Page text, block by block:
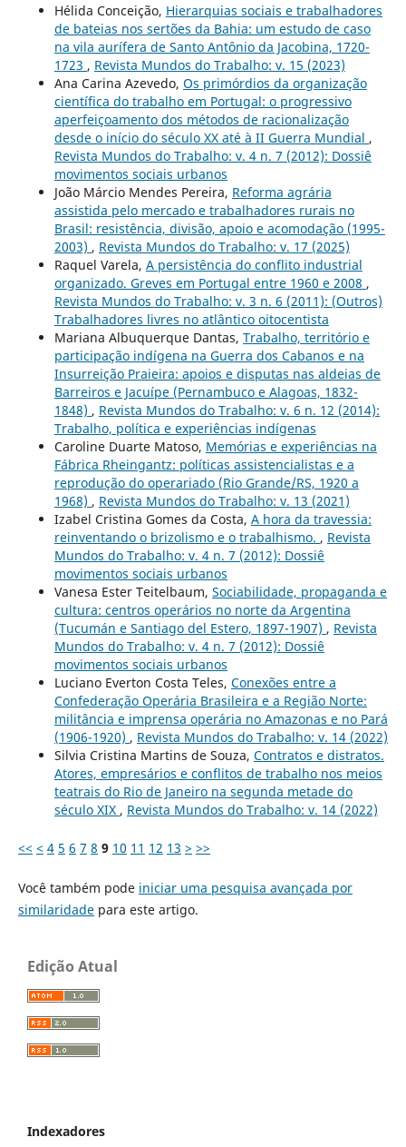
Hélida Conceição, Hierarquias sociais e trabalhadores
de bateias nos sertões da Bahia: um estudo de caso
na vila aurífera de Santo Antônio da Jacobina, 1720-
1723 , Revista Mundos do Trabalho: v. 15 (2023)
Ana Carina Azevedo, Os primórdios da organização
científica do trabalho em Portugal: o progressivo
aperfeiçoamento dos métodos de racionalização
desde o início do século XX até à II Guerra Mundial ,
Revista Mundos do Trabalho: v. 4 n. 7 (2012): Dossiê
movimentos sociais urbanos
João Márcio Mendes Pereira, Reforma agrária
assistida pelo mercado e trabalhadores rurais no
Brasil: resistência, divisão, apoio e acomodação (1995-
2003) , Revista Mundos do Trabalho: v. 17 (2025)
Raquel Varela, A persistência do conflito industrial
organizado. Greves em Portugal entre 1960 e 2008 ,
Revista Mundos do Trabalho: v. 3 n. 6 (2011): (Outros)
Trabalhadores livres no atlântico oitocentista
Mariana Albuquerque Dantas, Trabalho, território e
participação indígena na Guerra dos Cabanos e na
Insurreição Praieira: apoios e disputas nas aldeias de
Barreiros e Jacuípe (Pernambuco e Alagoas, 1832-
1848) , Revista Mundos do Trabalho: v. 6 n. 12 (2014):
Trabalho, política e experiências indígenas
Caroline Duarte Matoso, Memórias e experiências na
Fábrica Rheingantz: políticas assistencialistas e a
reprodução do operariado (Rio Grande/RS, 1920 a
1968) , Revista Mundos do Trabalho: v. 13 (2021)
Izabel Cristina Gomes da Costa, A hora da travessia:
reinventando o brizolismo e o trabalhismo. , Revista
Mundos do Trabalho: v. 4 n. 7 (2012): Dossiê
movimentos sociais urbanos
Vanesa Ester Teitelbaum, Sociabilidade, propaganda e
cultura: centros operários no norte da Argentina
(Tucumán e Santiago del Estero, 1897-1907) , Revista
Mundos do Trabalho: v. 4 n. 7 (2012): Dossiê
movimentos sociais urbanos
Luciano Everton Costa Teles, Conexões entre a
Confederação Operária Brasileira e a Região Norte:
militância e imprensa operária no Amazonas e no Pará
(1906-1920) , Revista Mundos do Trabalho: v. 14 (2022)
Silvia Cristina Martins de Souza, Contratos e distratos.
Atores, empresários e conflitos de trabalho nos meios
teatrais do Rio de Janeiro na segunda metade do
século XIX , Revista Mundos do Trabalho: v. 14 (2022)
<< < 4 5 6 7 8 9 10 11 12 13 > >>
Você também pode iniciar uma pesquisa avançada por
similaridadepara este artigo.
Edição Atual
Indexadores